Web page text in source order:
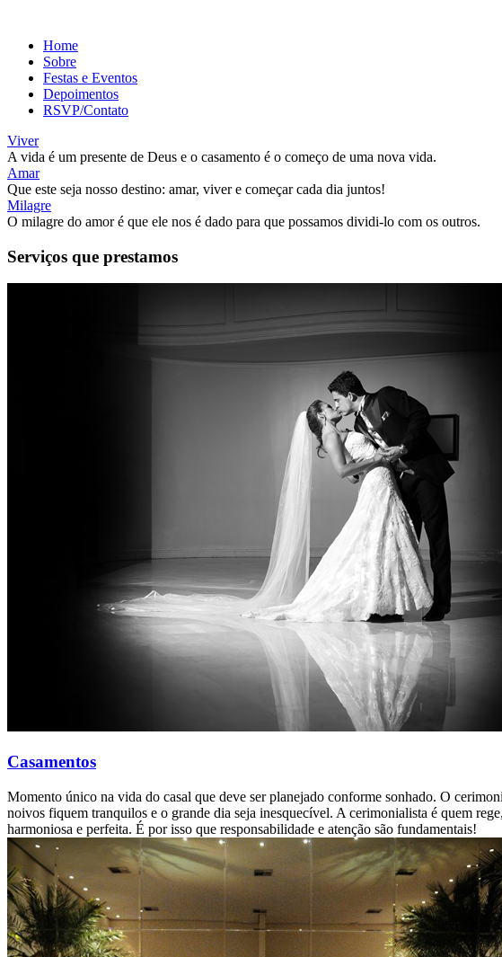
Home
Sobre
Festas e Eventos
Depoimentos
RSVP/Contato
Viver
A vida é um presente de Deus e o casamento é o começo de uma nova vida.
Amar
Que este seja nosso destino: amar, viver e começar cada dia juntos!
Milagre
O milagre do amor é que ele nos é dado para que possamos dividi-lo com os outros.
Serviços que prestamos
Casamentos
Momento único na vida do casal que deve ser planejado conforme sonhado. O
noivos fiquem tranquilos e o grande dia seja inesquecível. A cerimonialista é quem
harmoniosa e perfeita. É por isso que responsabilidade e atenção são fundamentais!